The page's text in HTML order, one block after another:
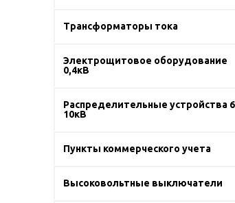
Трансформаторы тока
Электрощитовое оборудование
0,4кВ
Распределительные устройства
10кВ
Пункты коммерческого учета
Высоковольтные выключатели